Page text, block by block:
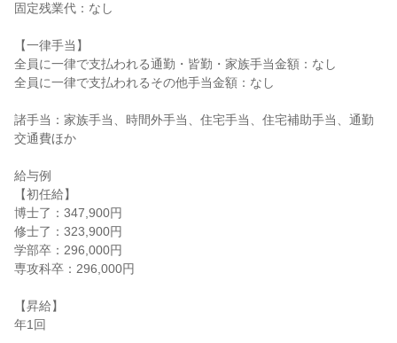
固定残業代：なし
【一律手当】
全員に一律で支払われる通勤・皆勤・家族手当金額：なし
全員に一律で支払われるその他手当金額：なし
諸手当：家族手当、時間外手当、住宅手当、住宅補助手当、通勤
交通費ほか
給与例
【初任給】
博士了：347,900円
修士了：323,900円
学部卒：296,000円
専攻科卒：296,000円
【昇給】
年1回